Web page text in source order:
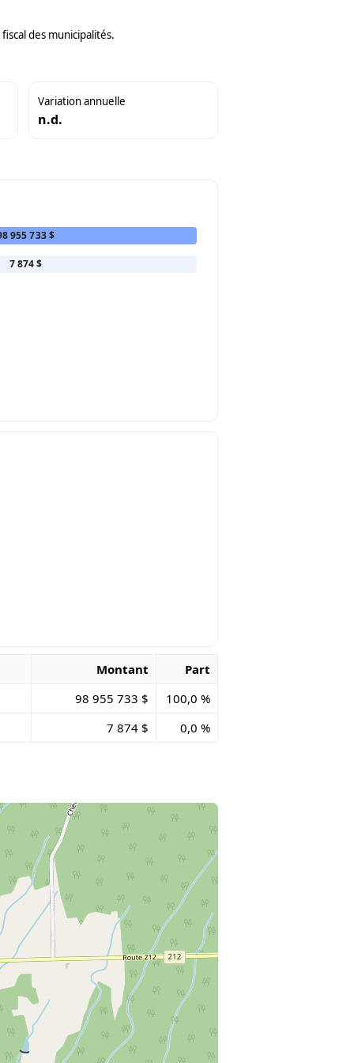
des municipalités.
Variation annuelle
n.d.
955 733 $
7 874 $
Montant
Part
98 955 733 $
100,0 %
7 874 $
0,0 %